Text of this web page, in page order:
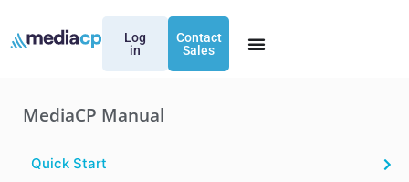
Log
in
Contact
Sales
MediaCP Manual
Quick Start